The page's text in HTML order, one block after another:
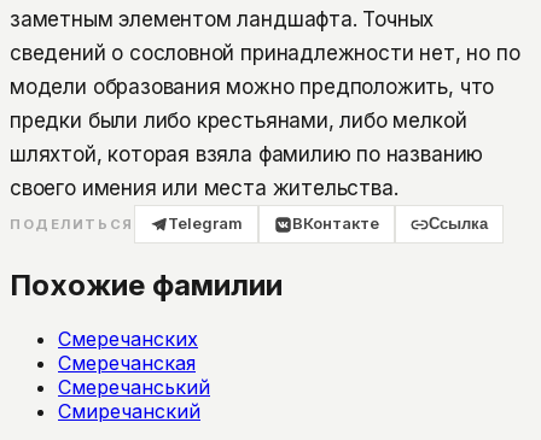
заметным элементом ландшафта. Точных
сведений о сословной принадлежности нет, но по
модели образования можно предположить, что
предки были либо крестьянами, либо мелкой
шляхтой, которая взяла фамилию по названию
своего имения или места жительства.
ПОДЕЛИТЬСЯ Telegram ВКонтакте Ссылка
Похожие фамилии
Смеречанских
Смеречанская
Смеречанський
Смиречанский